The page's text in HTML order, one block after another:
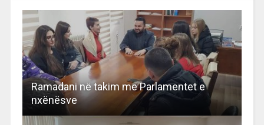
Ramadani në takim me Parlamentet e
nxënësve